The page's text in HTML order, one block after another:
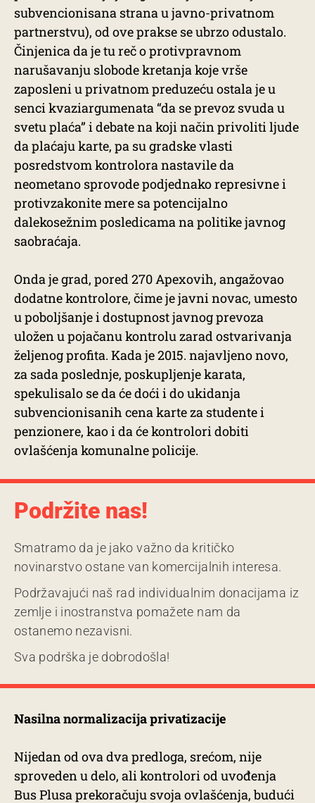
subvencionisana strana u javno-privatnom
partnerstvu), od ove prakse se ubrzo odustalo.
Činjenica da je tu reč o protivpravnom
narušavanju slobode kretanja koje vrše
zaposleni u privatnom preduzeću ostala je u
senci kvaziargumenata “da se prevoz svuda u
svetu plaća” i debate na koji način privoliti ljude
da plaćaju karte, pa su gradske vlasti
posredstvom kontrolora nastavile da
neometano sprovode podjednako represivne i
protivzakonite mere sa potencijalno
dalekosežnim posledicama na politike javnog
saobraćaja.
Onda je grad, pored 270 Apexovih, angažovao
dodatne kontrolore, čime je javni novac, umesto
u poboljšanje i dostupnost javnog prevoza
uložen u pojačanu kontrolu zarad ostvarivanja
željenog profita. Kada je 2015. najavljeno novo,
za sada poslednje, poskupljenje karata,
spekulisalo se da će doći i do ukidanja
subvencionisanih cena karte za studente i
penzionere, kao i da će kontrolori dobiti
ovlašćenja komunalne policije.
Podržite nas!
Smatramo da je jako važno da kritičko
novinarstvo ostane van komercijalnih interesa.
Podržavajući naš rad individualnim donacijama iz
zemlje i inostranstva pomažete nam da
ostanemo nezavisni.
Sva podrška je dobrodošla!
Nasilna normalizacija privatizacije
Nijedan od ova dva predloga, srećom, nije
sproveden u delo, ali kontrolori od uvođenja
Bus Plusa prekoračuju svoja ovlašćenja, budući